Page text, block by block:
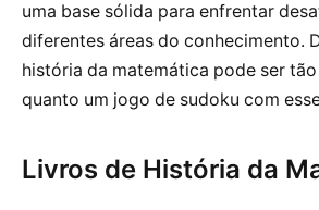
uma base sólida para enfrentar
diferentes áreas do conhecimento.
história da matemática pode ser
quanto um jogo de sudoku com
Livros de História da